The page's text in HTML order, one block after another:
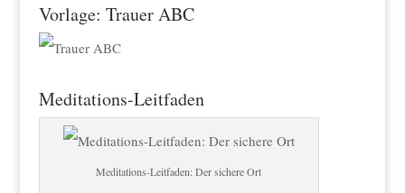
Vorlage: Trauer ABC
Meditations-Leitfaden
Meditations-Leitfaden: Der sichere Ort